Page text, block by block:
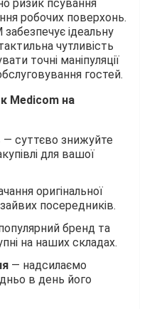
ризик псування
робочих поверхонь.
ідеальну
чутливість
точні маніпуляції
гостей.
Medicom на
— суттєво знижуйте
для вашої
оригінальної
посередників.
бренд та
на наших складах.
— надсилаємо
в день його